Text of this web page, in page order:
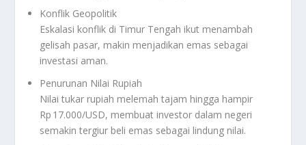
Konflik Geopolitik
Eskalasi konflik di Timur Tengah ikut menambah
gelisah pasar, makin menjadikan emas sebagai
investasi aman.
Penurunan Nilai Rupiah
Nilai tukar rupiah melemah tajam hingga hampir
Rp 17.000/USD, membuat investor dalam negeri
semakin tergiur beli emas sebagai lindung nilai.